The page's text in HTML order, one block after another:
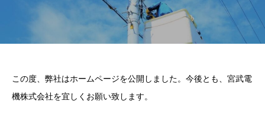
この度、弊社はホームページを公開しました。今後とも、宮武電
機株式会社を宜しくお願い致します。